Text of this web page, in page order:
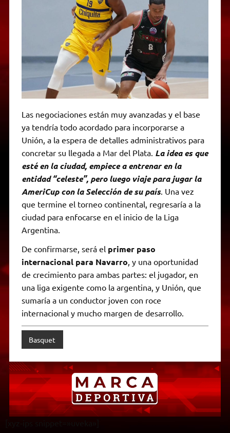
Las negociaciones están muy avanzadas y el base
ya tendría todo acordado para incorporarse a
Unión, a la espera de detalles administrativos para
concretar su llegada a Mar del Plata. La idea es que
esté en la ciudad, empiece a entrenar en la
entidad “celeste”, pero luego viaje para jugar la
AmeriCup con la Selección de su país. Una vez
que termine el torneo continental, regresaría a la
ciudad para enfocarse en el inicio de la Liga
Argentina.
De confirmarse, será el primer paso
internacional para Navarro, y una oportunidad
de crecimiento para ambas partes: el jugador, en
una liga exigente como la argentina, y Unión, que
sumaría a un conductor joven con roce
internacional y mucho margen de desarrollo.
Basquet